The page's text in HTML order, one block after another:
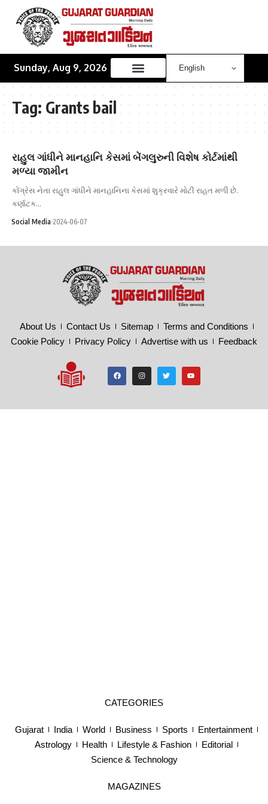
Sunday, Aug 9, 2026
Tag: Grants bail
રાહુલ ગાંધીને માનહાનિ કેસમાં બેંગલુરુની વિશેષ કોર્ટમાંથી
મળ્યા જામીન
કોંગ્રેસ નેતા રાહુલ ગાંધીને માનહાનિના કેસમાં શુક્રવારે મોટી રાહત મળી છે.
કર્ણાટક…
Social Media 2024-06-07
About Us Contact Us Sitemap
Terms and Conditions
Cookie Policy
Privacy Policy Advertise with us Feedback
CATEGORIES
Gujarat India World Business Sports
Entertainment
Astrology
Health Lifestyle & Fashion
Editorial
Science & Technology
MAGAZINES